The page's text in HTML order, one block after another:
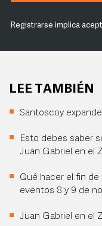
Registrarse implica
LEE TAMBIÉN
Santoscoy
Esto debes saber
Juan Gabriel en el
Qué hacer el fin de
eventos 8 y 9 de
Juan Gabriel en el